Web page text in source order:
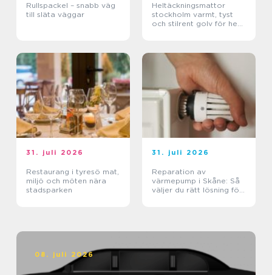
Rullspackel – snabb väg
till släta väggar
Heltäckningsmattor
stockholm varmt, tyst
och stilrent golv för hem
31. juli 2026
Restaurang i tyresö mat,
miljö och möten nära
stadsparken
31. juli 2026
Reparation av
värmepump i Skåne: Så
väljer du rätt lösning för
08. juli 2026